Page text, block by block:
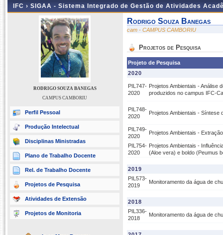
IFC › SIGAA - Sistema Integrado de Gestão de Atividades
RODRIGO SOUZA BANEGAS
CAMPUS CAMBORIU
Perfil Pessoal
Produção Intelectual
Disciplinas Ministradas
Plano de Trabalho Docente
Rel. de Trabalho Docente
Projetos de Pesquisa
Atividades de Extensão
Projetos de Monitoria
Rodrigo Souza Banegas
cam - CAMPUS CAMBORIU
Projetos de Pesquisa
Projeto de Pesquisa
2020
PIL747-
2020
Projetos Ambientais - Análise
produzidos no campus IFC-
PIL748-
2020
Projetos Ambientais - Síntese
PIL749-
2020
Projetos Ambientais -
PIL754-
2020
Projetos Ambientais -
(Aloe vera) e boldo (Peumus
2019
PIL573-
2019
Monitoramento da água de
2018
PIL336-
2018
Monitoramento da água de